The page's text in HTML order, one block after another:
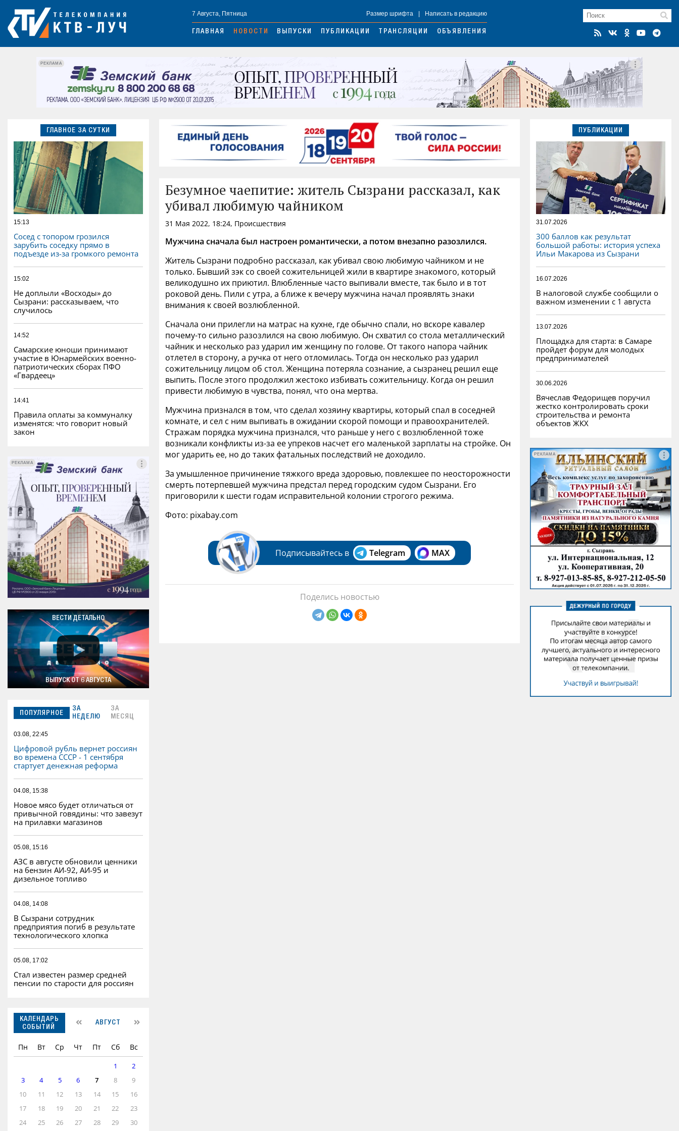
7 Августа, Пятница Размер шрифта Написать в редакцию
ГЛАВНАЯ НОВОСТИ ВЫПУСКИ ПУБЛИКАЦИИ ТРАНСЛЯЦИИ ОБЪЯВЛЕНИЯ
РЕКЛАМА
ГЛАВНОЕ ЗА СУТКИ
15:13
Сосед с топором грозился
зарубить соседку прямо в
подъезде из-за громкого ремонта
15:02
Не доплыли «Восходы» до
Сызрани: рассказываем, что
случилось
14:52
Самарские юноши принимают
участие в Юнармейских военно-
патриотических сборах ПФО
«Гвардеец»
14:41
Правила оплаты за коммуналку
изменятся: что говорит новый
закон
РЕКЛАМА
РЕКЛАМА
ВЕСТИ ДЕТАЛЬНО
ВЫПУСК ОТ 6 АВГУСТА
ПОПУЛЯРНОЕ
ЗА
НЕДЕЛЮ
ЗА
МЕСЯЦ
03.08, 22:45
Цифровой рубль вернет россиян
во времена СССР - 1 сентября
стартует денежная реформа
04.08, 15:38
Новое мясо будет отличаться от
привычной говядины: что завезут
на прилавки магазинов
05.08, 15:16
АЗС в августе обновили ценники
на бензин АИ-92, АИ-95 и
дизельное топливо
04.08, 14:08
В Сызрани сотрудник
предприятия погиб в результате
технологического хлопка
05.08, 17:02
Стал известен размер средней
пенсии по старости для россиян
КАЛЕНДАРЬ
СОБЫТИЙ
АВГУСТ
Пн Вт Ср Чт Пт Сб Вс
1
2
3
4 5 6 7 8
9
10
11 12 13 14 15
16
17
18 19 20 21 22
23
24
25 26 27 28 29 30
Безумное чаепитие: житель Сызрани рассказал, как
убивал любимую чайником
31 Мая 2022, 18:24, Происшествия
Мужчина сначала был настроен романтически, а потом внезапно разозлился.
Житель Сызрани подробно рассказал, как убивал свою любимую чайником и не
только. Бывший зэк со своей сожительницей жили в квартире знакомого, который
великодушно их приютил. Влюбленные часто выпивали вместе, так было и в тот
роковой день. Пили с утра, а ближе к вечеру мужчина начал проявлять знаки
внимания к своей возлюбленной.
Сначала они прилегли на матрас на кухне, где обычно спали, но вскоре кавалер
почему-то сильно разозлился на свою любимую. Он схватил со стола металлический
чайник и несколько раз ударил им женщину по голове. От такого напора чайник
отлетел в сторону, а ручка от него отломилась. Тогда он несколько раз ударил
сожительницу лицом об стол. Женщина потеряла сознание, а сызранец решил еще
выпить. После этого продолжил жестоко избивать сожительницу. Когда он решил
привести любимую в чувства, понял, что она мертва.
Мужчина признался в том, что сделал хозяину квартиры, который спал в соседней
комнате, и сел с ним выпивать в ожидании скорой помощи и правоохранителей.
Стражам порядка мужчина признался, что раньше у него с возлюбленной тоже
возникали конфликты из-за ее упреков насчет его маленькой зарплаты на стройке. Он
мог ударить ее, но до таких фатальных последствий не доходило.
За умышленное причинение тяжкого вреда здоровью, повлекшее по неосторожности
смерть потерпевшей мужчина предстал перед городским судом Сызрани. Его
приговорили к шести годам исправительной колонии строгого режима.
Фото: pixabay.com
Подписывайтесь в Telegram MAX
Поделись новостью
ПУБЛИКАЦИИ
31.07.2026
300 баллов как результат
большой работы: история успеха
Ильи Макарова из Сызрани
16.07.2026
В налоговой службе сообщили о
важном изменении с 1 августа
13.07.2026
Площадка для старта: в Самаре
пройдет форум для молодых
предпринимателей
30.06.2026
Вячеслав Федорищев поручил
жестко контролировать сроки
строительства и ремонта
объектов ЖКХ
РЕКЛАМА